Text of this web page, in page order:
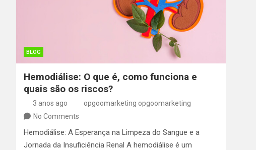
BLOG
Hemodiálise: O que é, como funciona e
quais são os riscos?
3 anos ago
opgoomarketing opgoomarketing
No Comments
Hemodiálise: A Esperança na Limpeza do Sangue e a
Jornada da Insuficiência Renal A hemodiálise é um